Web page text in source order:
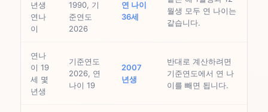
년생
연나
이
1990, 기
준연도
2026
연 나이
36세
월생 모두 연 나이는
같습니다.
연나
이 19
세 몇
년생
기준연도
2026, 연
나이 19
2007
년생
반대로 계산하려면
기준연도에서 연 나
이를 빼면 됩니다.